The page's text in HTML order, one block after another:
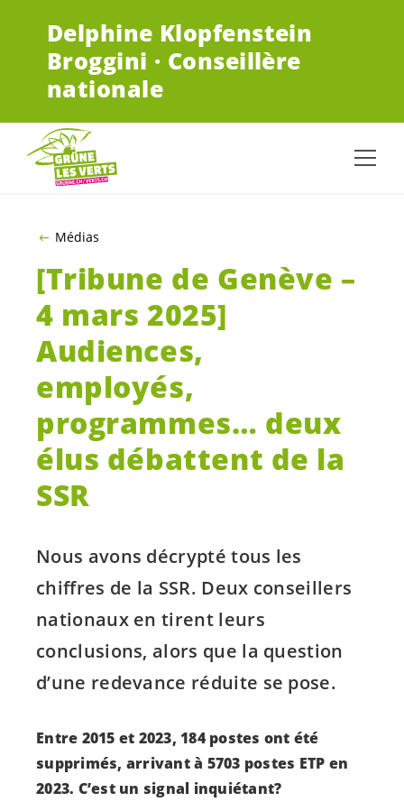
Delphine Klopfenstein
Broggini · Conseillère
nationale
Médias
[Tribune de Genève –
4 mars 2025]
Audiences,
employés,
programmes… deux
élus débattent de la
SSR
Nous avons décrypté tous les
chiffres de la SSR. Deux conseillers
nationaux en tirent leurs
conclusions, alors que la question
d’une redevance réduite se pose.
Entre 2015 et 2023, 184 postes ont été
supprimés, arrivant à 5703 postes ETP en
2023. C’est un signal inquiétant?